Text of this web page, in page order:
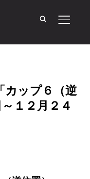
サイド
ップ６（逆
１２月２４